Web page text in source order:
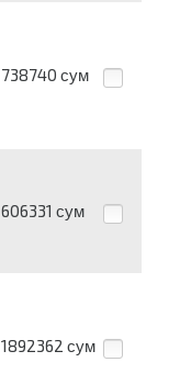
738740 сум
606331 сум
1892362 сум